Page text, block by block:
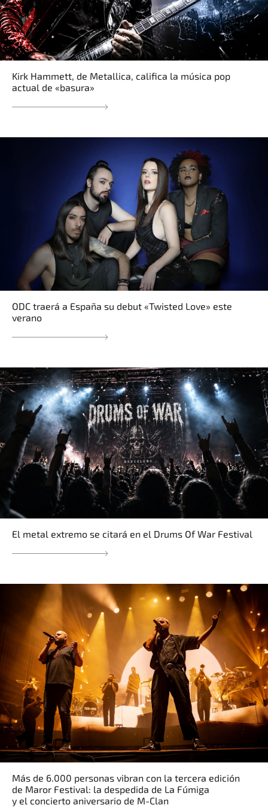
Kirk Hammett, de Metallica, califica la música pop
actual de «basura»
ODC traerá a España su debut «Twisted Love» este
verano
El metal extremo se citará en el Drums Of War Festival
Más de 6.000 personas vibran con la tercera edición
de Maror Festival: la despedida de La Fúmiga
y el concierto aniversario de M-Clan